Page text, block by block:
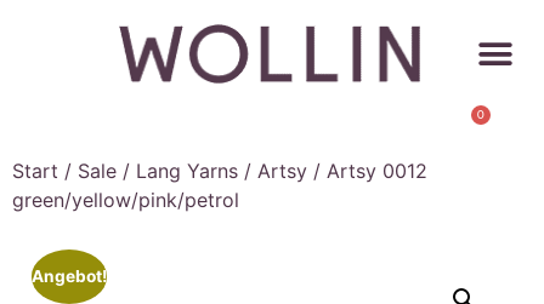
0
Start / Sale / Lang Yarns / Artsy / Artsy 0012
green/yellow/pink/petrol
Angebot!